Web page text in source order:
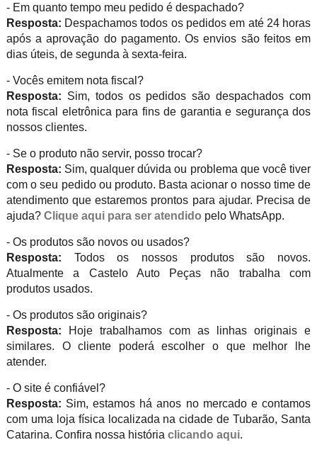
- Em quanto tempo meu pedido é despachado?
Resposta: Despachamos todos os pedidos em até 24 horas
após a aprovação do pagamento. Os envios são feitos em
dias úteis, de segunda à sexta-feira.
- Vocês emitem nota fiscal?
Resposta: Sim, todos os pedidos são despachados com
nota fiscal eletrônica para fins de garantia e segurança dos
nossos clientes.
- Se o produto não servir, posso trocar?
Resposta: Sim, qualquer dúvida ou problema que você tiver
com o seu pedido ou produto. Basta acionar o nosso time de
atendimento que estaremos prontos para ajudar. Precisa de
ajuda? Clique aqui para ser atendido pelo WhatsApp.
- Os produtos são novos ou usados?
Resposta: Todos os nossos produtos são novos.
Atualmente a Castelo Auto Peças não trabalha com
produtos usados.
- Os produtos são originais?
Resposta: Hoje trabalhamos com as linhas originais e
similares. O cliente poderá escolher o que melhor lhe
atender.
- O site é confiável?
Resposta: Sim, estamos há anos no mercado e contamos
com uma loja física localizada na cidade de Tubarão, Santa
Catarina. Confira nossa história clicando aqui.